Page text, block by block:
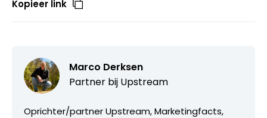
Kopieer link
Marco Derksen
Partner bij Upstream
Oprichter/partner Upstream, Marketingfacts,